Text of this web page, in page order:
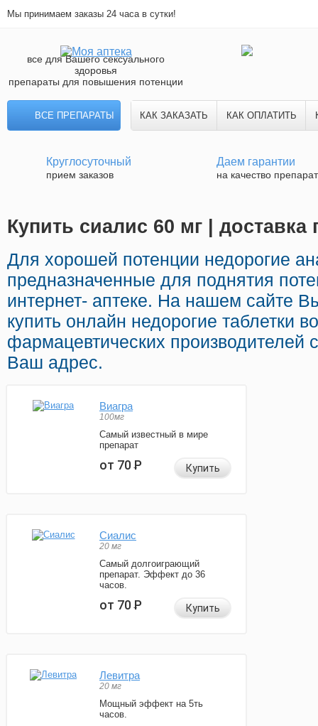
Мы принимаем заказы 24 часа в сутки!
все для Вашего сексуального
здоровья
препараты для повышения потенции
ВСЕ ПРЕПАРАТЫ КАК ЗАКАЗАТЬ КАК ОПЛАТИТЬ
Круглосуточный
прием заказов
Даем гарантии
на качество
Купить сиалис 60 мг | доставка
Для хорошей потенции недорогие
предназначенные для поднятия
интернет- аптеке. На нашем сайте
купить онлайн недорогие таблетки
фармацевтических производителей
Ваш адрес.
Виагра
100мг
Самый известный в мире
препарат
от 70Р Купить
Сиалис
20 мг
Самый долгоиграющий
препарат. Эффект до 36
часов.
от 70Р Купить
Левитра
20 мг
Мощный эффект на 5ть
часов.